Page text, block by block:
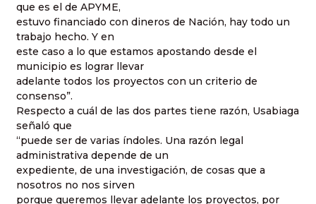
que es el de APYME,
estuvo financiado con dineros de Nación, hay todo un
trabajo hecho. Y en
este caso a lo que estamos apostando desde el
municipio es lograr llevar
adelante todos los proyectos con un criterio de
consenso”.
Respecto a cuál de las dos partes tiene razón, Usabiaga
señaló que
“puede ser de varias índoles. Una razón legal
administrativa depende de un
expediente, de una investigación, de cosas que a
nosotros no nos sirven
porque queremos llevar adelante los proyectos, por